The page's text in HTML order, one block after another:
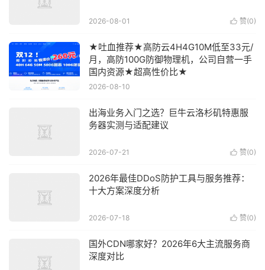
 赞(0)
2026-08-01
★吐血推荐★高防云4H4G10M低至33元/
月，高防100G防御物理机，公司自营一手
国内资源★超高性价比★
2026-08-10
出海业务入门之选？巨牛云洛杉矶特惠服
务器实测与适配建议
 赞(0)
2026-07-21
2026年最佳DDoS防护工具与服务推荐：
十大方案深度分析
 赞(0)
2026-07-18
国外CDN哪家好？2026年6大主流服务商
深度对比